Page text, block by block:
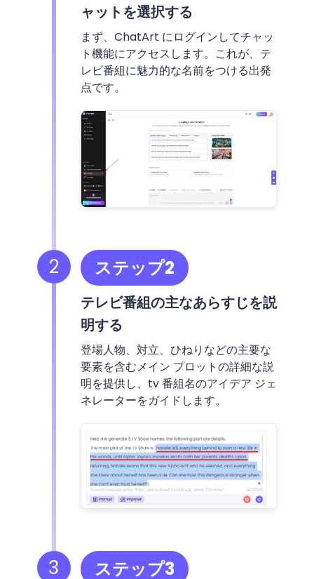
ャットを選択する
まず、ChatArt にログインしてチャッ
ト機能にアクセスします。これが、テ
レビ番組に魅力的な名前をつける出発
点です。
ステップ2
テレビ番組の主なあらすじを説
明する
登場人物、対立、ひねりなどの主要な
要素を含むメイン プロットの詳細な説
明を提供し、tv 番組名のアイデア ジェ
ネレーターをガイドします。
2
3 ステップ3